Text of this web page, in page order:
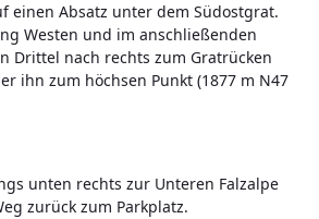
einen Absatz unter dem Südostgrat.
Westen und im anschließenden
Drittel nach rechts zum Gratrücken
ihn zum höchsen Punkt (1877 m N47
unten rechts zur Unteren Falzalpe
zurück zum Parkplatz.